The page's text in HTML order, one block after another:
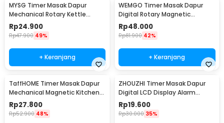
MYSG Timer Masak Dapur
Mechanical Rotary Kettle
Kitchen Countdown - M-63
Rp24.900
Rp47.900 49%
+ Keranjang
WEMGO Timer Masak Dapur
Digital Rotary Magnetic
Kitchen Countdown - H-217
Rp48.000
Rp81.900 42%
+ Keranjang
TaffHOME Timer Masak Dapur
Mechanical Magnetic Kitchen
Countdown - QR-60
Rp27.800
Rp52.900 48%
ZHOUZHI Timer Masak Dapur
Digital LCD Display Alarm
Kitchen Countdown - ZK-2206
Rp19.600
Rp30.000 35%